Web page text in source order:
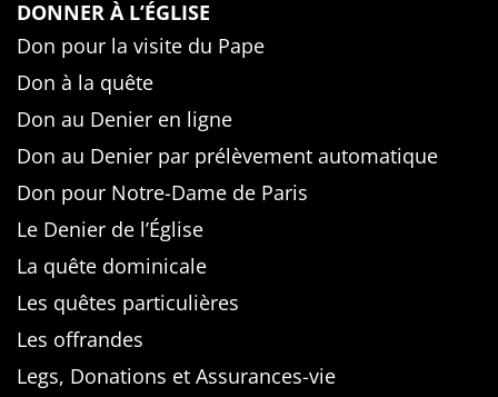
DONNER À L’ÉGLISE
Don pour la visite du Pape
Don à la quête
Don au Denier en ligne
Don au Denier par prélèvement automatique
Don pour Notre-Dame de Paris
Le Denier de l’Église
La quête dominicale
Les quêtes particulières
Les offrandes
Legs, Donations et Assurances-vie